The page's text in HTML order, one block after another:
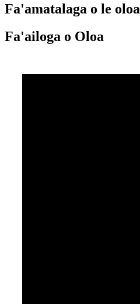
Fa'amatalaga o le oloa
Fa'ailoga o Oloa